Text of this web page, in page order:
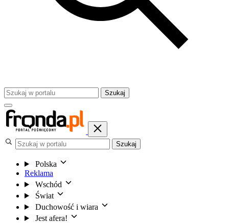
Szukaj
Szukaj
Polska
Reklama
Wschód
Świat
Duchowość i wiara
Jest afera!